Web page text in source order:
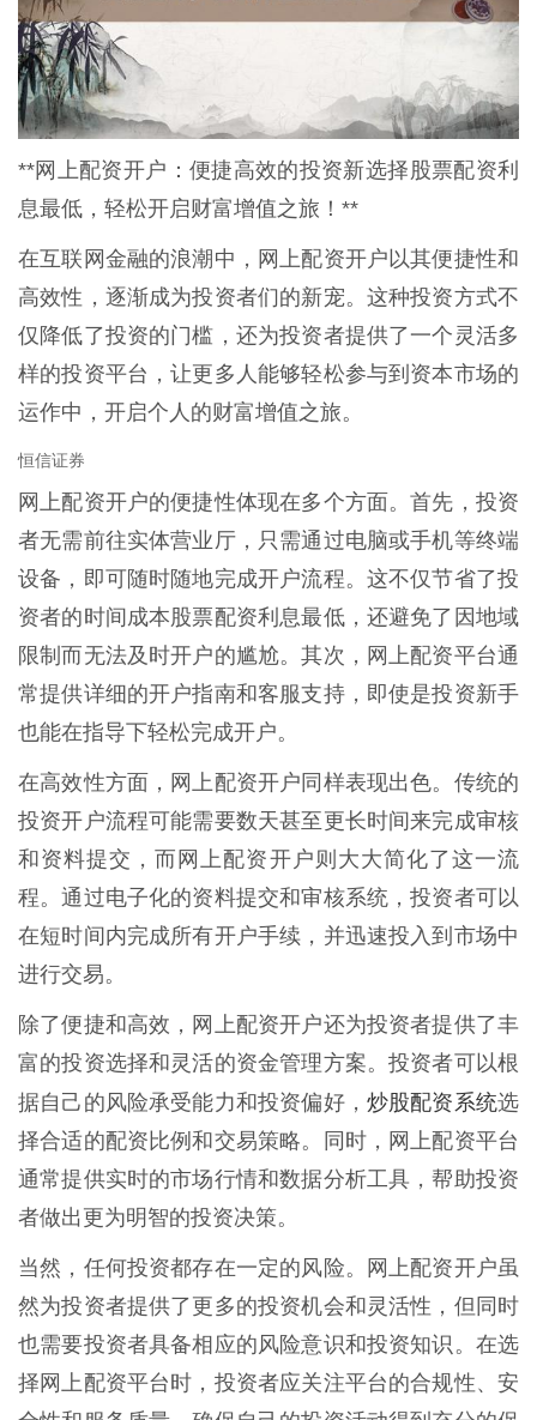
**网上配资开户：便捷高效的投资新选择股票配资利
息最低，轻松开启财富增值之旅！**
在互联网金融的浪潮中，网上配资开户以其便捷性和
高效性，逐渐成为投资者们的新宠。这种投资方式不
仅降低了投资的门槛，还为投资者提供了一个灵活多
样的投资平台，让更多人能够轻松参与到资本市场的
运作中，开启个人的财富增值之旅。
恒信证券
网上配资开户的便捷性体现在多个方面。首先，投资
者无需前往实体营业厅，只需通过电脑或手机等终端
设备，即可随时随地完成开户流程。这不仅节省了投
资者的时间成本股票配资利息最低，还避免了因地域
限制而无法及时开户的尴尬。其次，网上配资平台通
常提供详细的开户指南和客服支持，即使是投资新手
也能在指导下轻松完成开户。
在高效性方面，网上配资开户同样表现出色。传统的
投资开户流程可能需要数天甚至更长时间来完成审核
和资料提交，而网上配资开户则大大简化了这一流
程。通过电子化的资料提交和审核系统，投资者可以
在短时间内完成所有开户手续，并迅速投入到市场中
进行交易。
除了便捷和高效，网上配资开户还为投资者提供了丰
富的投资选择和灵活的资金管理方案。投资者可以根
据自己的风险承受能力和投资偏好， 炒股配资系统选
择合适的配资比例和交易策略。同时，网上配资平台
通常提供实时的市场行情和数据分析工具，帮助投资
者做出更为明智的投资决策。
当然，任何投资都存在一定的风险。网上配资开户虽
然为投资者提供了更多的投资机会和灵活性，但同时
也需要投资者具备相应的风险意识和投资知识。在选
择网上配资平台时，投资者应关注平台的合规性、安